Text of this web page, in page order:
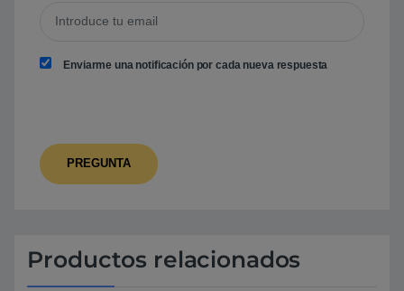
Enviarme una notificación por cada nueva respuesta
Productos relacionados